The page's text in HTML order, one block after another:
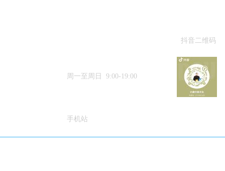
周一至周日 9:00-19:00
抖音二维码
手机站